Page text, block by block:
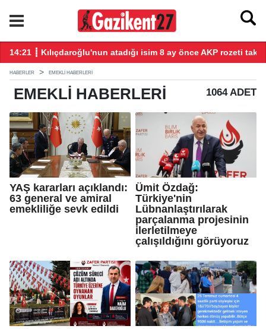
suçu ne?
14:21 ┋ Kılıçdaroğlu'nun atadığı isim 8 ay önce AKP rozeti
HABERLER EMEKLI HABERLERI
EMEKLI HABERLERI 1064 ADET
YAŞ kararları açıklandı:
63 general ve amiral
emekliliğe sevk edildi
Ümit Özdağ:
Türkiye'nin
Lübnanlaştırılarak
parçalanma projesinin
ilerletilmeye
çalışıldığını görüyoruz